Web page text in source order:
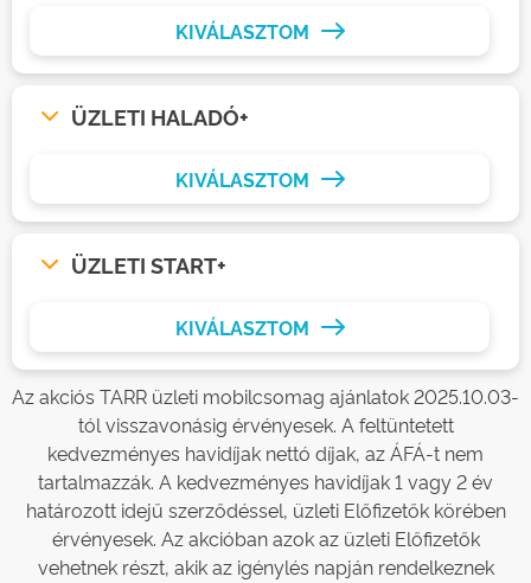
KIVÁLASZTOM
ÜZLETI HALADÓ+
KIVÁLASZTOM
ÜZLETI START+
KIVÁLASZTOM
Az akciós TARR üzleti mobilcsomag ajánlatok 2025.10.03-
tól visszavonásig érvényesek. A feltüntetett
kedvezményes havidíjak nettó díjak, az ÁFÁ-t nem
tartalmazzák. A kedvezményes havidíjak 1 vagy 2 év
határozott idejű szerződéssel, üzleti Előfizetők körében
érvényesek. Az akcióban azok az üzleti Előfizetők
vehetnek részt, akik az igénylés napján rendelkeznek